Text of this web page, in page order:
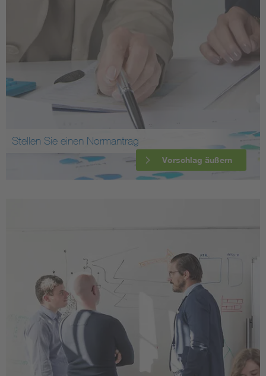
Stellen Sie einen Normantrag
Vorschlag äußern